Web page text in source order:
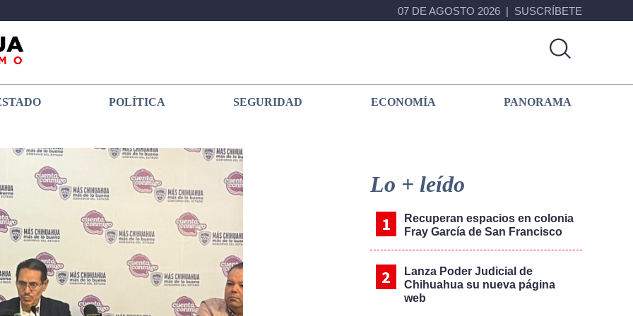
07 DE AGOSTO 2026 SUSCRÍBETE
POLÍTICA SEGURIDAD ECONOMÍA PANORAMA
Sidebar
Lo + leído
Recuperan espacios en colonia
Fray García de San Francisco
Lanza Poder Judicial de
Chihuahua su nueva página
web